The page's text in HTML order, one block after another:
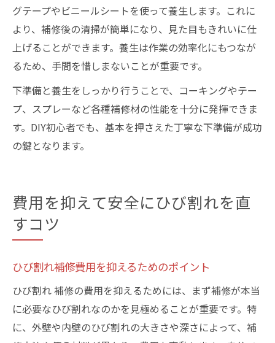
グテープやビニールシートを使って養生します。これに
より、補修後の清掃が簡単になり、見た目もきれいに仕
上げることができます。養生は作業の効率化にもつなが
るため、手間を惜しまないことが重要です。
下準備と養生をしっかり行うことで、コーキングやテー
プ、スプレーなど各種補修材の性能を十分に発揮できま
す。DIY初心者でも、基本を押さえた丁寧な下準備が成功
の鍵となります。
費用を抑えて安全にひび割れを直
すコツ
ひび割れ補修費用を抑えるためのポイント
ひび割れ 補修の費用を抑えるためには、まず補修が本当
に必要なひび割れなのかを見極めることが重要です。特
に、外壁や内壁のひび割れの大きさや深さによって、補